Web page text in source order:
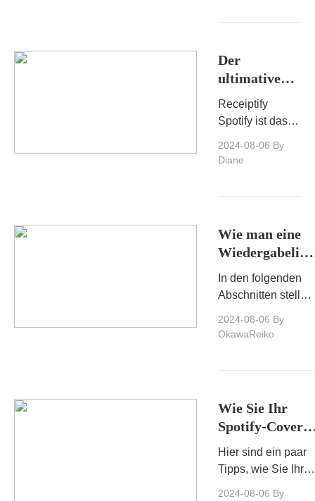
herunterladen
und auf andere
Geräte
übertragen.
Der
ultimative
Receiptify-
Leitfaden für
Nutzer
Receiptify
Spotify ist das
für Spotify-
Musikstreaming-
Erlebnis
maximieren
möchten
2024-08-06 By
Diane
Wie man eine
auf Spotify
herunterlädt:
Schritt-
In den folgenden
Abschnitten stellen
Schritt-für-Schritt-
Wiedergabelisten
von Spotify vor
2024-08-06 By
OkawaReiko
Wie Sie Ihr
Spotify-Cover
verwenden, um
Ihre Plays und
Hier sind ein paar
Tipps, wie Sie Ihr
2024-08-06 By